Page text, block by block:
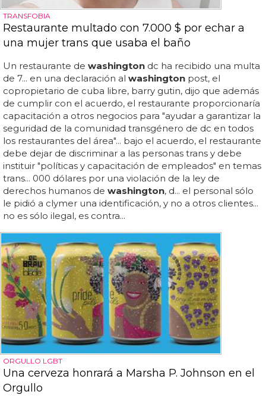
TRANSFOBIA
Restaurante multado con 7.000 $ por echar a
una mujer trans que usaba el baño
Un restaurante de washington dc ha recibido una multa
de 7... en una declaración al washington post, el
copropietario de cuba libre, barry gutin, dijo que además
de cumplir con el acuerdo, el restaurante proporcionaría
capacitación a otros negocios para "ayudar a garantizar la
seguridad de la comunidad transgénero de dc en todos
los restaurantes del área"... bajo el acuerdo, el restaurante
debe dejar de discriminar a las personas trans y debe
instituir "políticas y capacitación de empleados" en temas
trans... 000 dólares por una violación de la ley de
derechos humanos de washington, d... el personal sólo
le pidió a clymer una identificación, y no a otros clientes...
no es sólo ilegal, es contra...
ORGULLO LGBT
Una cerveza honrará a Marsha P. Johnson en el
Orgullo